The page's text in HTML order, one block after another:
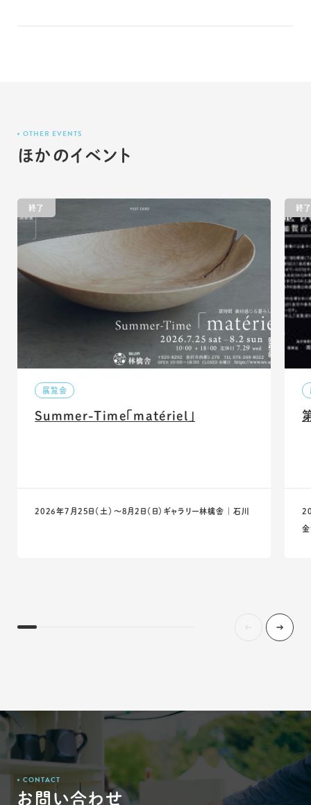
ほかのイベント
OTHER EVENTS
終了
展覧会
Summer-Time「matériel」
2026年7月25日（土）〜8月2日（日） ギャラリー林檎舎 ｜ 石川
終了
金
CONTACT
お問い合わせ